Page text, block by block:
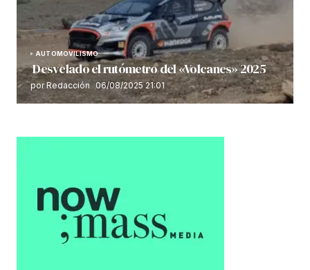
AUTOMOVILISMO
Desvelado el rutómetro del «Volcanes» 2025
por Redacción 06/08/2025 21:01